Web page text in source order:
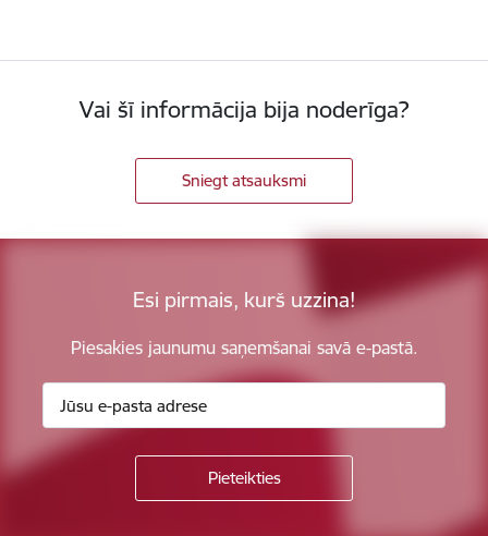
Vai šī informācija bija noderīga?
Sniegt atsauksmi
Esi pirmais, kurš uzzina!
Piesakies jaunumu saņemšanai savā e-pastā.